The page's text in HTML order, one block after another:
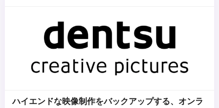
ハイエンドな映像制作をバックアップする、オンラ